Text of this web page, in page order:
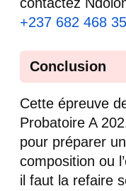
+237 682 468
Conclusion
Cette épreuve
Probatoire A
pour préparer
composition ou
il faut la refaire